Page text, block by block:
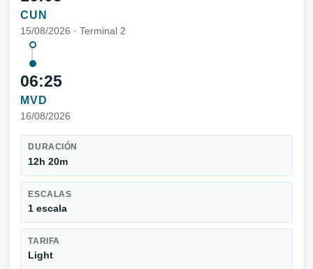
CUN
15/08/2026 · Terminal 2
06:25
MVD
16/08/2026
DURACIÓN
12h 20m
ESCALAS
1 escala
TARIFA
Light